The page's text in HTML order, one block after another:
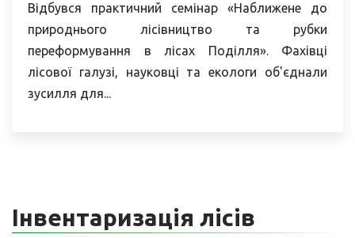
Відбувся практичний семінар «Наближене до
природнього лісівництво та рубки
переформування в лісах Поділля». Фахівці
лісової галузі, науковці та екологи об'єднали
зусилля для...
Інвентаризація лісів